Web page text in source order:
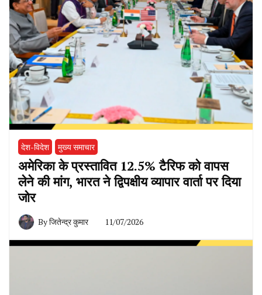
देश-विदेश मुख्य समाचार
अमेरिका के प्रस्तावित 12.5% टैरिफ को वापस
लेने की मांग, भारत ने द्विपक्षीय व्यापार वार्ता पर दिया
जोर
Byजितेन्द्र कुमार 11/07/2026